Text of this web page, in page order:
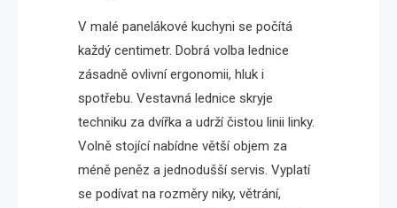
V malé panelákové kuchyni se počítá
každý centimetr. Dobrá volba lednice
zásadně ovlivní ergonomii, hluk i
spotřebu. Vestavná lednice skryje
techniku za dvířka a udrží čistou linii linky.
Volně stojící nabídne větší objem za
méně peněz a jednodušší servis. Vyplatí
se podívat na rozměry niky, větrání,